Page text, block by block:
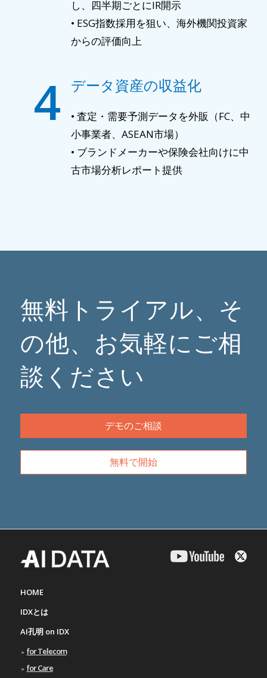
し、四半期ごとにIR開示
• ESG指数採用を狙い、海外機関投資家
からの評価向上
データ資産の収益化
4
• 査定・需要予測データを外販（FC、中
小事業者、ASEAN市場）
• ブランドメーカーや保険会社向けに中
古市場分析レポート提供
無料トライアル、そ
の他、お気軽にご相
談ください
デモのご相談
無料で開始
HOME
IDXとは
AI孔明 on IDX
for Telecom
for Care